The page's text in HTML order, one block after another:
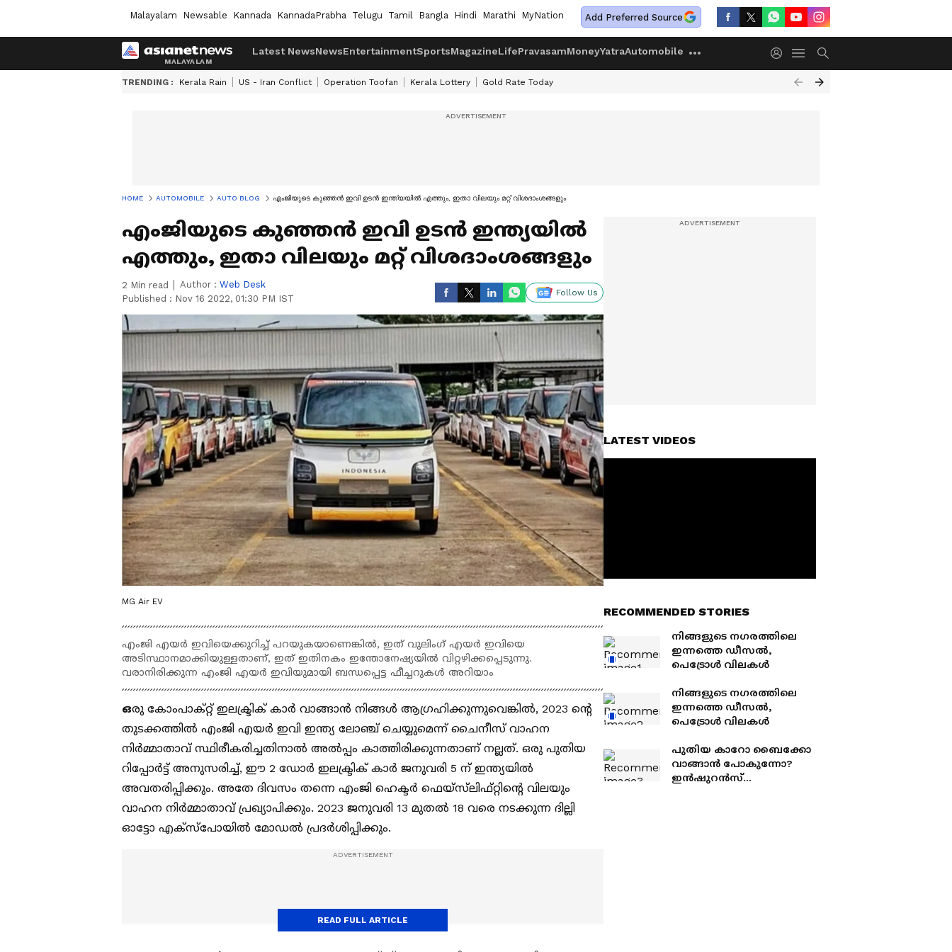
Malayalam Newsable Kannada KannadaPrabha Telugu Tamil Bangla Hindi Marathi MyNation Add Preferred Source
Latest NewsNewsEntertainmentSportsMagazineLifePravasamMoneyYatraAutomobile
TRENDING : Kerala Rain US - Iran Conflict Operation Toofan Kerala Lottery Gold Rate Today
HOME AUTOMOBILE AUTO BLOG എംജിയുടെ കുഞ്ഞൻ ഇവി ഉടൻ ഇന്ത്യയിൽ എത്തും, ഇതാ വിലയും മറ്റ് വിശദാംശങ്ങളും
എംജിയുടെ കുഞ്ഞൻ ഇവി ഉടൻ ഇന്ത്യയിൽ
എത്തും, ഇതാ വിലയും മറ്റ് വിശദാംശങ്ങളും
2 Min read Author : Web Desk
Published : Nov 16 2022, 01:30 PM IST
Follow Us
MG Air EV
എംജി എയർ ഇവിയെക്കുറിച്ച് പറയുകയാണെങ്കിൽ, ഇത് വുലിംഗ് എയർ ഇവിയെ
അടിസ്ഥാനമാക്കിയുള്ളതാണ്, ഇത് ഇതിനകം ഇന്തോനേഷ്യയിൽ വിറ്റഴിക്കപ്പെടുന്നു.
വരാനിരിക്കുന്ന എംജി എയർ ഇവിയുമായി ബന്ധപ്പെട്ട ഫീച്ചറുകൾ അറിയാം
ഒരു കോം‌പാക്റ്റ് ഇലക്ട്രിക് കാർ വാങ്ങാൻ നിങ്ങള്‍ ആഗ്രഹിക്കുന്നുവെങ്കിൽ, 2023 ന്റെ
തുടക്കത്തിൽ എം‌ജി എയർ ഇവി ഇന്ത്യ ലോഞ്ച് ചെയ്യുമെന്ന് ചൈനീസ് വാഹന
നിർമ്മാതാവ് സ്ഥിരീകരിച്ചതിനാൽ അൽപ്പം കാത്തിരിക്കുന്നതാണ് നല്ലത്. ഒരു പുതിയ
റിപ്പോർട്ട് അനുസരിച്ച്, ഈ 2 ഡോർ ഇലക്ട്രിക് കാർ ജനുവരി 5 ന് ഇന്ത്യയിൽ
അവതരിപ്പിക്കും. അതേ ദിവസം തന്നെ എംജി ഹെക്ടർ ഫെയ്‌സ്‌ലിഫ്റ്റിന്റെ വിലയും
വാഹന നിർമ്മാതാവ് പ്രഖ്യാപിക്കും. 2023 ജനുവരി 13 മുതൽ 18 വരെ നടക്കുന്ന ദില്ലി
ഓട്ടോ എക്‌സ്‌പോയിൽ മോഡൽ പ്രദർശിപ്പിക്കും.
READ FULL ARTICLE
LATEST VIDEOS
RECOMMENDED STORIES
നിങ്ങളുടെ നഗരത്തിലെ
ഇന്നത്തെ ഡീസൽ,
പെട്രോൾ വിലകൾ
നിങ്ങളുടെ നഗരത്തിലെ
ഇന്നത്തെ ഡീസൽ,
പെട്രോൾ വിലകൾ
പുതിയ കാറോ ബൈക്കോ
വാങ്ങാൻ പോകുന്നോ?
ഇൻഷുറൻസ്